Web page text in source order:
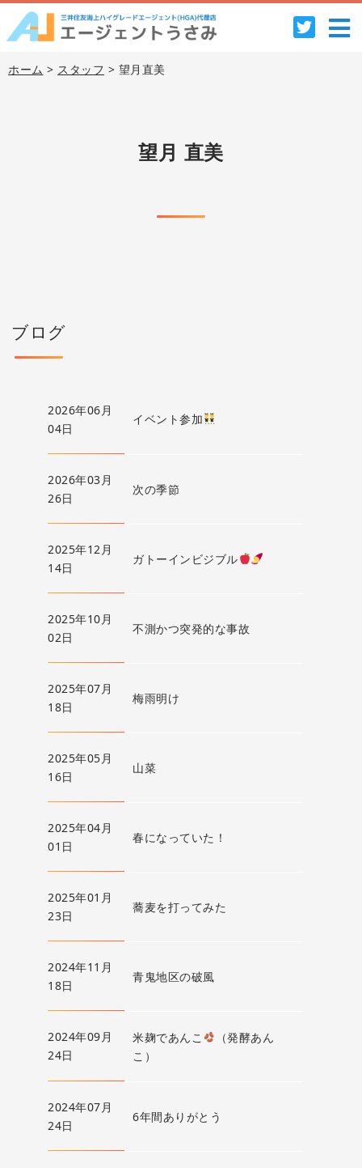
ホーム > スタッフ > 望月直美
望月 直美
ブログ
2026年06月
04日
イベント参加
2026年03月
26日
次の季節
2025年12月
14日
ガトーインビジブル
2025年10月
02日
不測かつ突発的な事故
2025年07月
18日
梅雨明け
2025年05月
16日
山菜
2025年04月
01日
春になっていた！
2025年01月
23日
蕎麦を打ってみた
2024年11月
18日
青鬼地区の破風
2024年09月
24日
米麹であんこ
（発酵あん
こ）
2024年07月
24日
6年間ありがとう